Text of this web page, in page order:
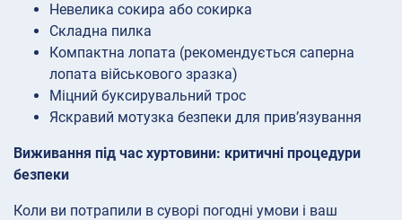
Невелика сокира або сокирка
Складна пилка
Компактна лопата (рекомендується саперна
лопата військового зразка)
Міцний буксирувальний трос
Яскравий мотузка безпеки для прив’язування
Виживання під час хуртовини: критичні процедури
безпеки
Коли ви потрапили в суворі погодні умови і ваш